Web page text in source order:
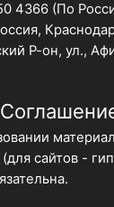
4366 (По
Р-он, ул.,
сайтов -